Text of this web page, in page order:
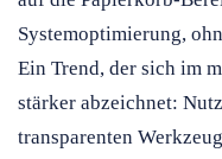
Systemoptimierung,
Ein Trend, der sich im
stärker abzeichnet:
transparenten